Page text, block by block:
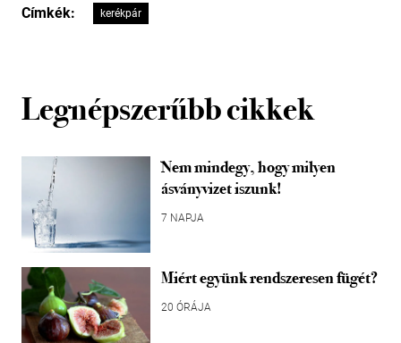
Címkék: kerékpár
Legnépszerűbb cikkek
Nem mindegy, hogy milyen
ásványvizet iszunk!
7 NAPJA
Miért együnk rendszeresen fügét?
20 ÓRÁJA